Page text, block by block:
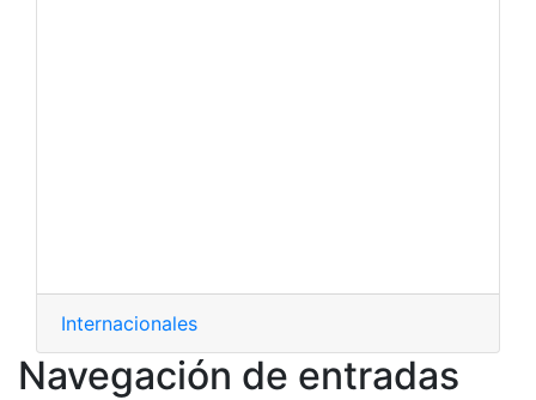
Internacionales
Navegación de entradas